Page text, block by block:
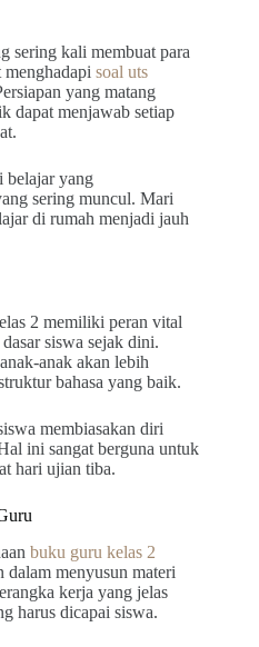
sering kali membuat para
menghadapi soal uts
yang matang
dapat menjawab setiap
belajar yang
sering muncul. Mari
di rumah menjadi jauh
2 memiliki peran vital
siswa sejak dini.
anak akan lebih
bahasa yang baik.
membiasakan diri
ini sangat berguna untuk
hari ujian tiba.
buku guru kelas 2
dalam menyusun materi
kerja yang jelas
harus dicapai siswa.